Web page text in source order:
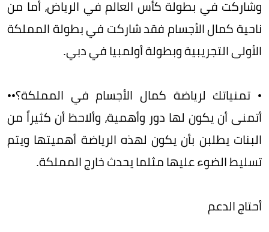
وشاركت في بطولة كأس العالم في الرياض، أما من
ناحية كمال الأجسام فقد شاركت في بطولة المملكة
الأولى التجريبية وبطولة أولمبيا في دبي.
• تمنياتك لرياضة كمال الأجسام في المملكة؟••
أتمنى أن يكون لها دور وأهمية، وألاحظ أن كثيراً من
البنات يطلبن بأن يكون لهذه الرياضة أهميتها ويتم
تسليط الضوء عليها مثلما يحدث خارج المملكة.
أحتاج الدعم